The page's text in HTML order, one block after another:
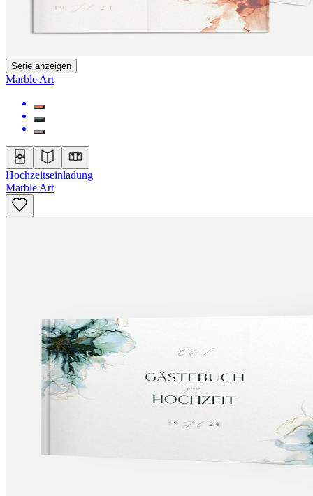
Serie anzeigen
Marble Art
Hochzeitseinladung
Marble Art